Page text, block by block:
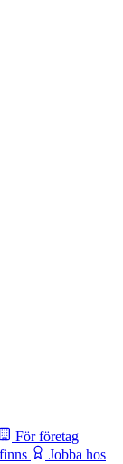
För företag
Jobba hos